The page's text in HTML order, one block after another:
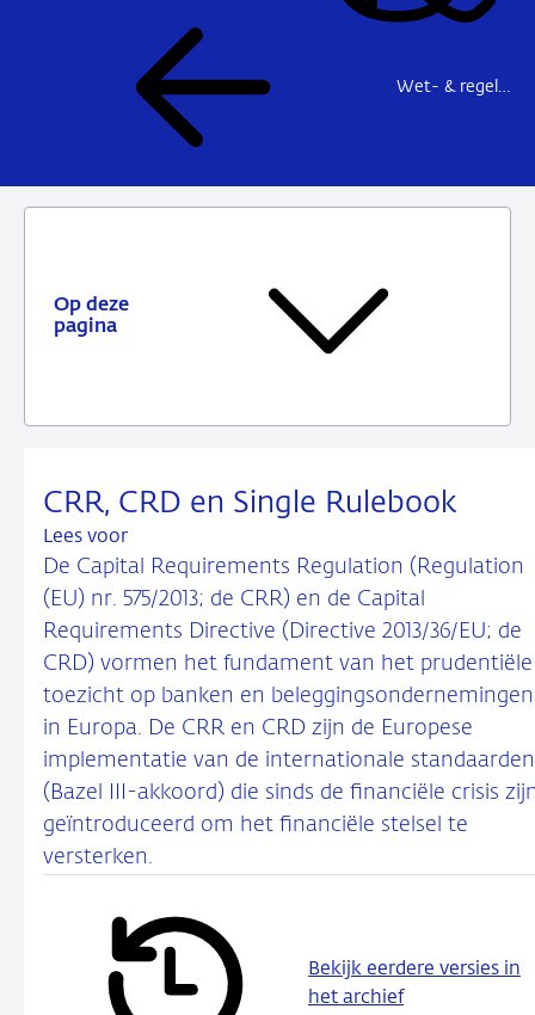
Wet- & regelgeving
Op deze
pagina
CRR, CRD en Single Rulebook
Lees voor
De Capital Requirements Regulation (Regulation
(EU) nr. 575/2013; de CRR) en de Capital
Requirements Directive (Directive 2013/36/EU; de
CRD) vormen het fundament van het prudentiële
toezicht op banken en beleggingsondernemingen
in Europa. De CRR en CRD zijn de Europese
implementatie van de internationale standaarden
(Bazel III-akkoord) die sinds de financiële crisis
geïntroduceerd om het financiële stelsel te
versterken.
Bekijk eerdere versies in
het archief